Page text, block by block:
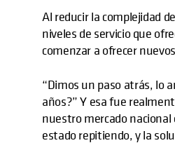
Al reducir la complejidad
niveles de servicio que
comenzar a ofrecer
“Dimos un paso atrás, lo
años?” Y esa fue
nuestro mercado nacional
estado repitiendo, y la